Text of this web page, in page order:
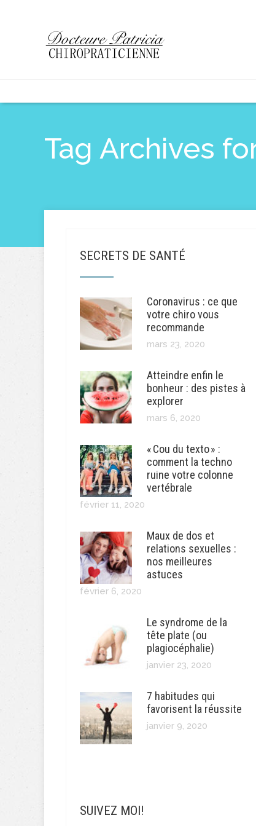
Tag Archives
SECRETS DE SANTÉ
Coronavirus : ce que
votre chiro vous
recommande
mars 23, 2020
Atteindre enfin le
bonheur : des pistes à
explorer
mars 6, 2020
« Cou du texto » :
comment la techno
ruine votre colonne
vertébrale
février 11, 2020
Maux de dos et
relations sexuelles :
nos meilleures
astuces
février 6, 2020
Le syndrome de la
tête plate (ou
plagiocéphalie)
janvier 23, 2020
7 habitudes qui
favorisent la réussite
janvier 9, 2020
SUIVEZ MOI!